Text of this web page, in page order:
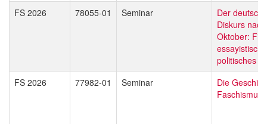
FS 2026 78055-01 Seminar
Der
Diskurs
Oktober:
politisches
FS 2026
77982-01 Seminar
Die
Faschismus